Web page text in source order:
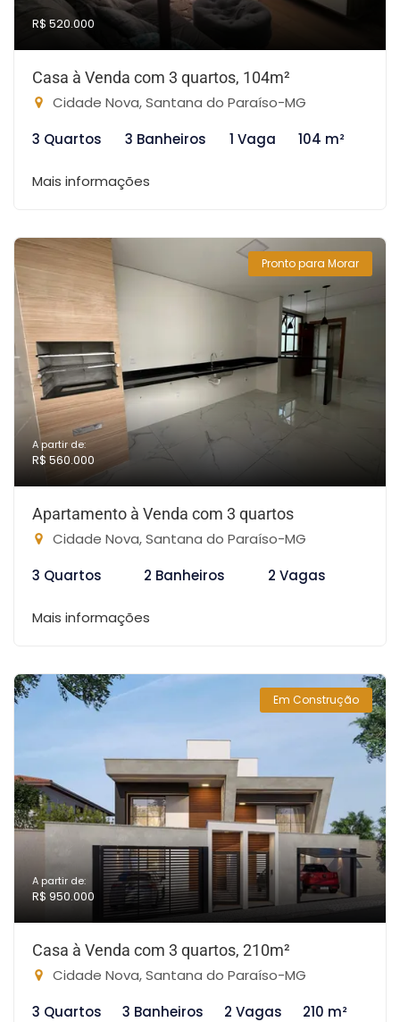
R$ 520.000
Casa à Venda com 3 quartos, 104m²
Cidade Nova, Santana do Paraíso-MG
3 Quartos
3 Banheiros 1 Vaga 104 m²
Mais informações
Pronto para Morar
A partir de:
R$ 560.000
Apartamento à Venda com 3 quartos
Cidade Nova, Santana do Paraíso-MG
3 Quartos
2 Banheiros 2 Vagas
Mais informações
Em Construção
A partir de:
R$ 950.000
Casa à Venda com 3 quartos, 210m²
Cidade Nova, Santana do Paraíso-MG
3 Quartos
3 Banheiros 2 Vagas 210 m²